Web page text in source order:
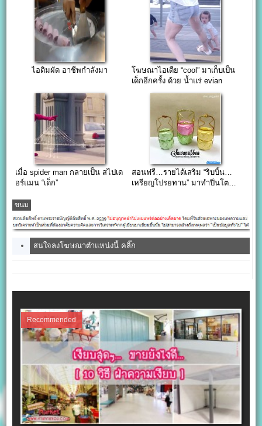
ไอติมผัด อาชีพกำลังมา
โฆษณาไอเดีย “cool” มาเก็บเป็น
เด็กอีกครั้ง ด้วย น้ำแร่ evian
เมื่อ spider man กลายเป็น สไปเด
อร์แมน “เด็ก”
สอนฟรี…รายได้เสริม “ริบบิ้น…
เหรียญโปรยทาน” มาทำปิ่นโต…
ขนม
สนใจลงโฆษณาตำแหน่งนี้ คลิ๊ก
Recommended